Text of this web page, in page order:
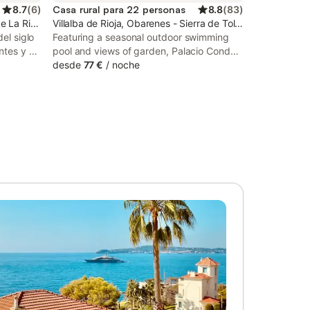
8.7(6)
La Rioja
siglo
y ha
La
y baño
Junto
y
cuenta
Casa rural para 22 personas 8.8(83)
Villalba de Rioja, Obarenes - Sierra de Toloño
Featuring a seasonal outdoor swimming
pool and views of garden, Palacio Condes
de Cirac is a country house situated in a
desde 77 € / noche